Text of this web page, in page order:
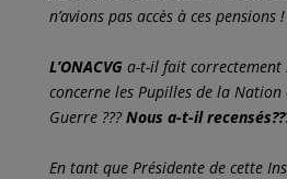
n’avions pas accès à ces pensions !
L’ONACVG a-t-il fait correctement
concerne les Pupilles de la
Guerre ???Nous a-t-il
En tant que Présidente de cette